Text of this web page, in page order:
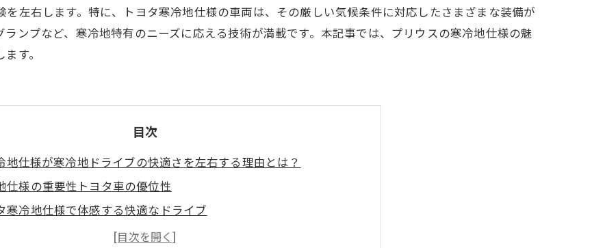
左右します。特に、トヨタ寒冷地仕様の車両は、その厳しい気候条件に対応したさまざまな装備が
ンプなど、寒冷地特有のニーズに応える技術が満載です。本記事では、プリウスの寒冷地仕様の魅
す。
目次
地仕様が寒冷地ドライブの快適さを左右する理由とは？
仕様の重要性トヨタ車の優位性
寒冷地仕様で体感する快適なドライブ
ドライブに欠かせないトヨタ独自の技術